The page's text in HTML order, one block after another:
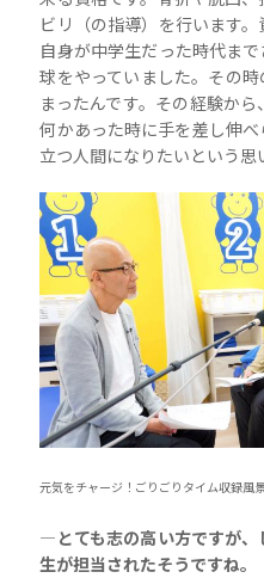
ビリ（の指導）を行います
自身が中学生だった時代ま
球をやっていました。その
まったんです。その経験か
何かあった時に手を差し伸
立つ人間になりたいという思
元気をチャージ！ごりごりタイム収録風
―とても志の高い方ですが
生が担当されたそうですね。